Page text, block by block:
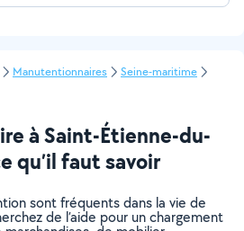
Manutentionnaires
Seine-maritime
à Saint-Étienne-du-
qu’il faut savoir
sont fréquents dans la vie de
de l’aide pour un chargement